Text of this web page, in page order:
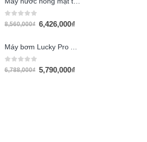
0 out of 5
8,560,000₫ 6,426,000₫
0 out of 5
6,788,000₫ 5,790,000₫